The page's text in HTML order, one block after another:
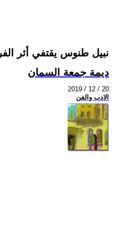
نبيل طنوس يقتفي أثر
ديمة جمعة السمان
2019 / 12 / 20
الادب والفن